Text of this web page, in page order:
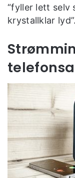
“fyller lett selv
krystallklar lyd”.